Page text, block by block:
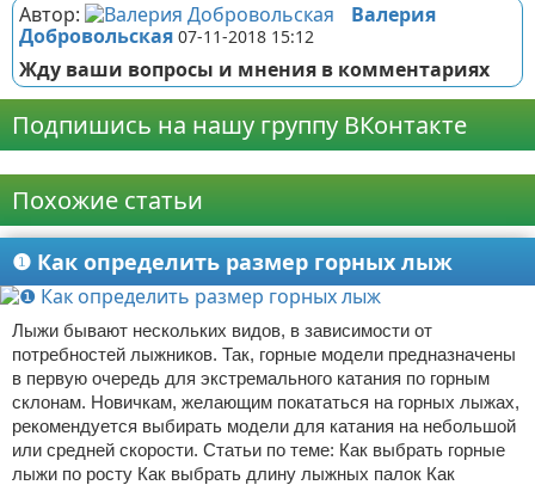
Автор:
Валерия
Добровольская 07-11-2018 15:12
Жду ваши вопросы и мнения в комментариях
Подпишись на нашу группу ВКонтакте
Похожие статьи
❶ Как определить размер горных лыж
Лыжи бывают нескольких видов, в зависимости от
потребностей лыжников. Так, горные модели предназначены
в первую очередь для экстремального катания по горным
склонам. Новичкам, желающим покататься на горных лыжах,
рекомендуется выбирать модели для катания на небольшой
или средней скорости. Статьи по теме: Как выбрать горные
лыжи по росту Как выбрать длину лыжных палок Как